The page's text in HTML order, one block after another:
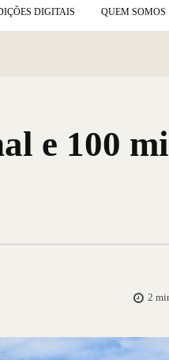
DIGITAIS QUEM SOMOS
e 100
2